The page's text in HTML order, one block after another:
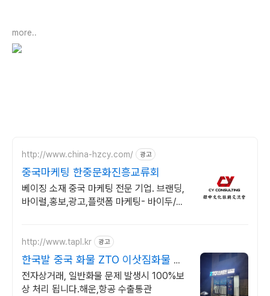
more..
http://www.china-hzcy.com/ 광고
중국마케팅 한중문화진흥교류회
베이징 소재 중국 마케팅 전문 기업. 브랜딩,
바이럴,홍보,광고,플랫폼 마케팅- 바이두/샤
http://www.tapl.kr 광고
한국발 중국 화물 ZTO 이삿짐화물 한
류스타제품대행
전자상거래, 일반화물 문제 발생시 100%보
상 처리 됩니다.해운,항공 수출통관